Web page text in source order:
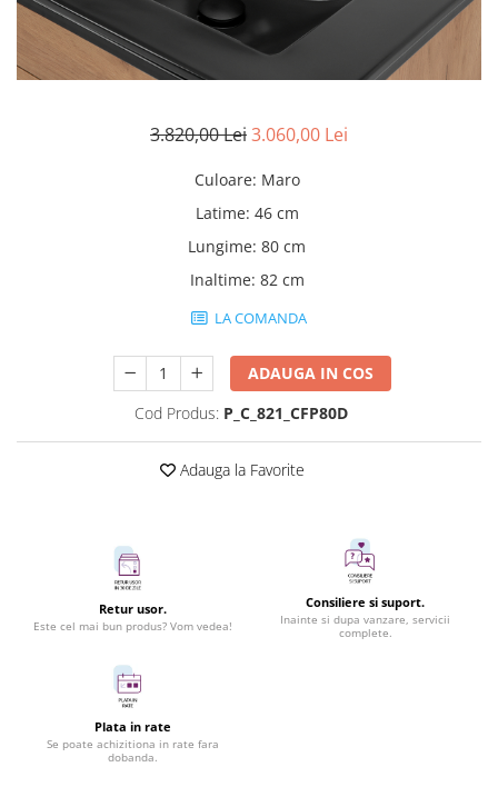
Oferte speciale
Banchete
Sezlong living
3.820,00 Lei3.060,00 Lei
Culoare: Maro
Latime: 46 cm
Lungime: 80 cm
Inaltime: 82 cm
LA COMANDA
ADAUGA IN COS
Cod Produs: P_C_821_CFP80D
Adauga la Favorite
Retur usor.
Este cel mai bun produs? Vom vedea!
Consiliere si suport.
Inainte si dupa vanzare, servicii
complete.
Plata in rate
Se poate achizitiona in rate fara
dobanda.